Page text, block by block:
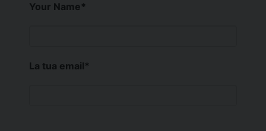
Your Name*
La tua email*